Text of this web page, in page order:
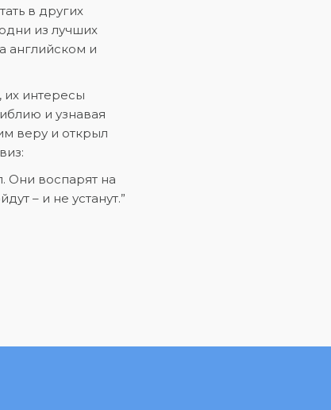
в других
из лучших
английском и
их интересы
и узнавая
веру и открыл
Они воспарят на
– и не устанут.”